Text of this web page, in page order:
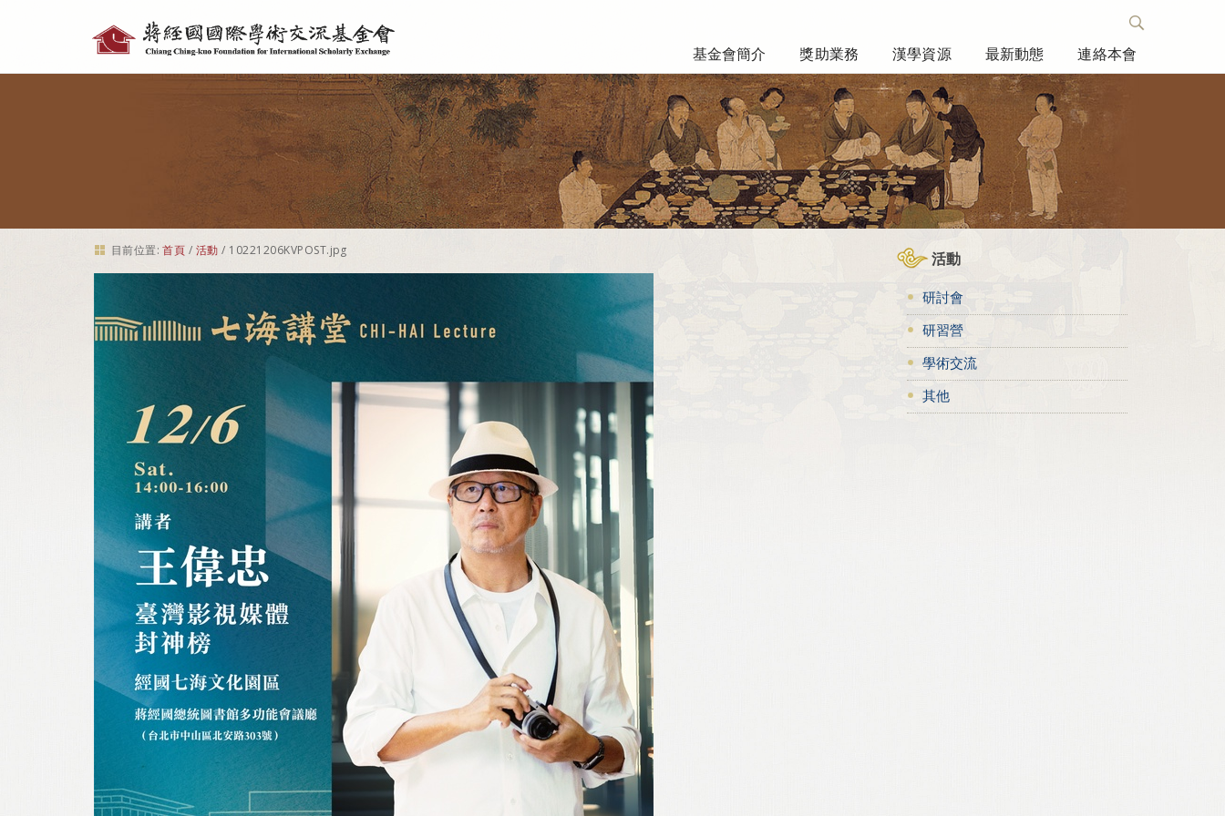
具
基金會簡介 獎助業務 漢學資源 最新動態 連絡本會
目前位置: 首頁 / 活動 / 10221206KVPOST.jpg 活動
研討會
研習營
學術交流
其他